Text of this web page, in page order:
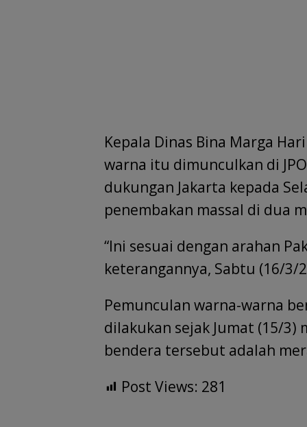
Kepala Dinas Bina Marga
warna itu dimunculkan di
dukungan Jakarta kepada
penembakan massal di dua
“Ini sesuai dengan arahan
keterangannya, Sabtu (16/3/
Pemunculan warna-warna
dilakukan sejak Jumat (15/3)
bendera tersebut adalah
Post Views: 281